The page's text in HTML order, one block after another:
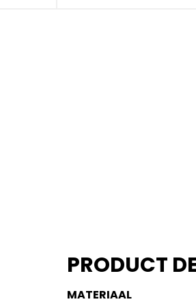
PRODUCT
MATERIAAL